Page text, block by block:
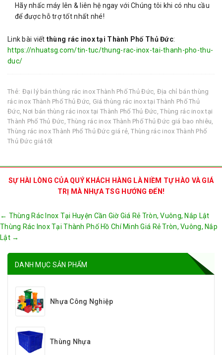
Hãy nhấc máy lên & liên hệ ngay với Chúng tôi khi có nhu cầu
để được hỗ trợ tốt nhất nhé!
Link bài viết thùng rác inox tại Thành Phố Thủ Đức:
https://nhuatsg.com/tin-tuc/thung-rac-inox-tai-thanh-pho-thu-
duc/
Thẻ: Đại lý bán thùng rác inox Thành Phố Thủ Đức, Địa chỉ bán thùng
rác inox Thành Phố Thủ Đức, Giá thùng rác inox tại Thành Phố Thủ
Đức, Nơi bán thùng rác inox tại Thành Phố Thủ Đức,Thùng rác inox tại
Thành Phố Thủ Đức,Thùng rác inox Thành Phố Thủ Đức giá bao nhiêu,
Thùng rác inox Thành Phố Thủ Đức giá rẻ,Thùng rác inox Thành Phố
Thủ Đức giá tốt
SỰ HÀI LÒNG CỦA QUÝ KHÁCH HÀNG LÀ NIỀM TỰ HÀO VÀ GIÁ
TRỊ MÀ NHỰA TSG HƯỚNG ĐẾN!
Post
navigation
← Thùng Rác Inox Tại Huyện Cần Giờ Giá Rẻ Tròn, Vuông, Nắp Lật
Thùng Rác Inox Tại Thành Phố Hồ Chí Minh Giá Rẻ Tròn, Vuông, Nắp
Lật →
DANH MỤC SẢN PHẨM
Nhựa Công Nghiệp
Thùng Nhựa